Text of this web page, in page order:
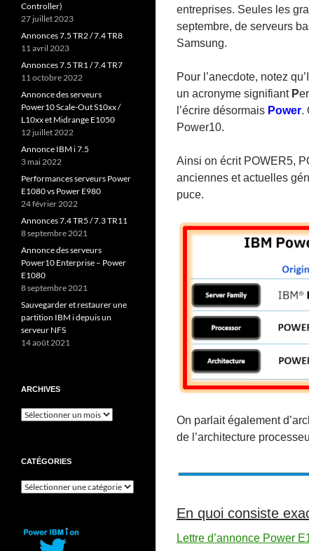
entreprises. Seules les
septembre, de serveurs
Samsung.
Pour l’anecdote, notez
un acronyme signifiant P
l’écrire désormais Power.
Power10.
Ainsi on écrit POWER5,
anciennes et actuelles
puce.
On parlait également
de l’architecture
En quoi consiste
Lettre d’annonce Power
Controller)
27 juillet 2023
Annonces 7.5 TR2 / 7.4 TR8
11 avril 2023
Annonces 7.5 TR1 / 7.4 TR7
11 octobre 2022
Annonce des serveurs
Power10 Scale-Out S10xx /
L10xx et Midrange E1050
12 juillet 2022
Annonce IBM i 7.5
3 mai 2022
Performances serveurs Power
E1080 vs Power E980
24 février 2022
Annonces 7.4 TR5 / 7.3 TR11
8 septembre 2021
Annonce des serveurs
Power10 Enterprise – Power
E1080
8 septembre 2021
Sauvegarder et restaurer une
partition IBM i depuis un
serveur NFS
14 août 2021
ARCHIVES
Archives
CATÉGORIES
Catégories